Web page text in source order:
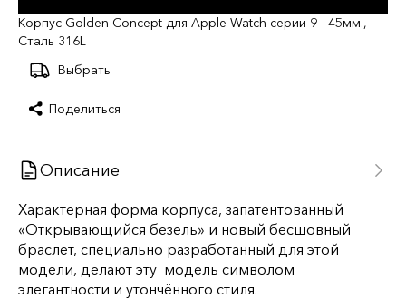
Корпус Golden Concept для Apple Watch серии 9 - 45мм.,
Сталь 316L
Выбрать
Поделиться
Описание
Характерная форма корпуса, запатентованный
«Открывающийся безель» и новый бесшовный
браслет, специально разработанный для этой
модели, делают эту модель символом
элегантности и утончённого стиля.